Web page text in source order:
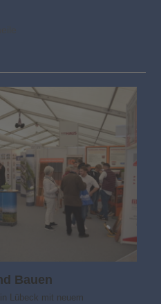
Bauen
Lübeck mit neuem